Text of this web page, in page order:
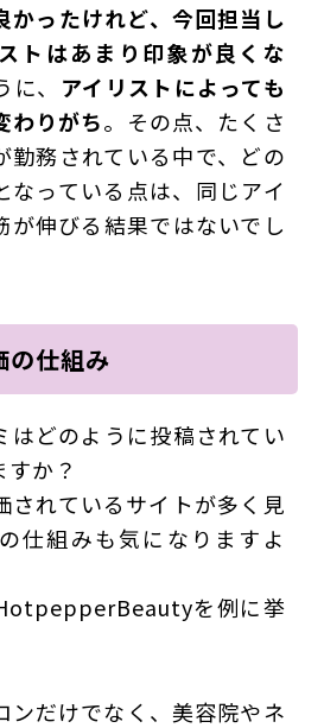
かったけれど、今回担当し
トはあまり印象が良くな
、 アイリストによっても
わりがち。その点、たくさ
勤務されている中で、どの
なっている点は、同じアイ
が伸びる結果ではないでし
仕組み
はどのように投稿されてい
か？
れているサイトが多く見
仕組みも気になりますよ
を例に挙
ンだけでなく、美容院やネ